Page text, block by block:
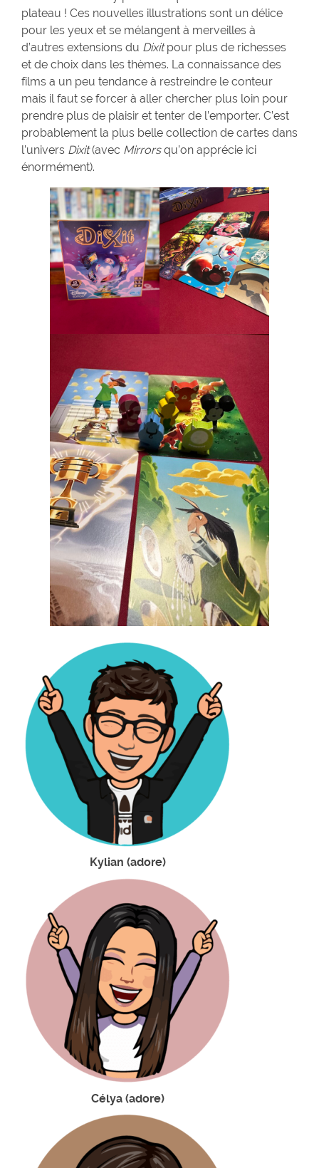
plateau ! Ces nouvelles illustrations sont un délice
pour les yeux et se mélangent à merveilles à
d’autres extensions du Dixitpour plus de richesses
et de choix dans les thèmes. La connaissance des
films a un peu tendance à restreindre le conteur
mais il faut se forcer à aller chercher plus loin pour
prendre plus de plaisir et tenter de l’emporter. C’est
probablement la plus belle collection de cartes dans
l’univers Dixit(avec Mirrorsqu’on apprécie ici
énormément).
Kylian (adore)
Célya (adore)